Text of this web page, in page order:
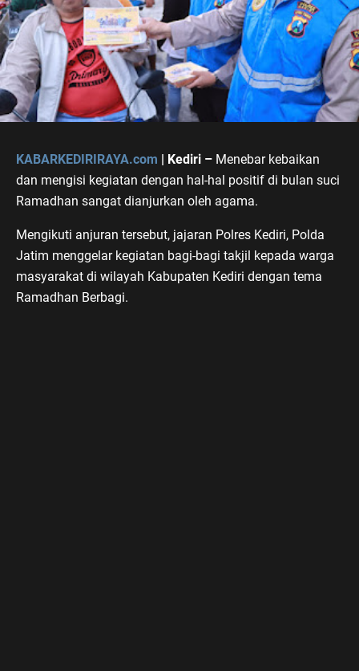
KABARKEDIRIRAYA.com | Kediri – Menebar kebaikan
dan mengisi kegiatan dengan hal-hal positif di bulan suci
Ramadhan sangat dianjurkan oleh agama.
Mengikuti anjuran tersebut, jajaran Polres Kediri, Polda
Jatim menggelar kegiatan bagi-bagi takjil kepada warga
masyarakat di wilayah Kabupaten Kediri dengan tema
Ramadhan Berbagi.